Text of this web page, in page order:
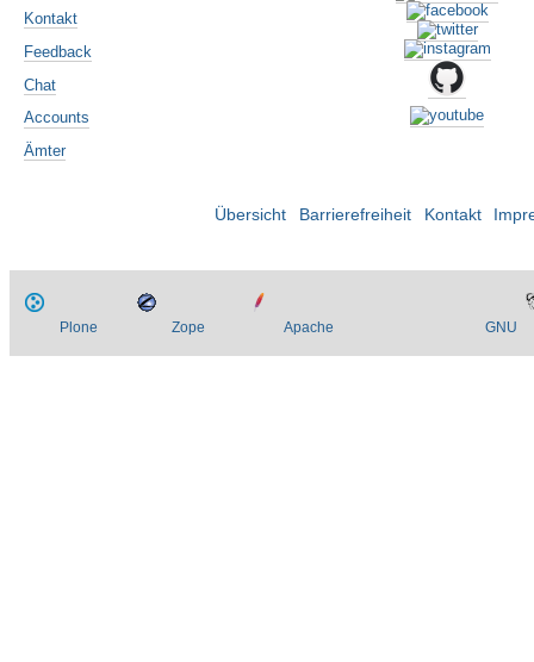
Kontakt
Feedback
Chat
Accounts
Ämter
Übersicht Barrierefreiheit Kontakt
Plone Zope Apache GNU